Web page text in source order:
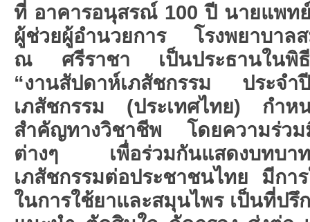
ที่ อาคารอนุสรณ์ 100 ปี นายแพท
ผู้ช่วยผู้อำนวยการ โรงพยาบาลส
ณ ศรีราชา เป็นประธานในพิธีเ
“งานสัปดาห์เภสัชกรรม ประ
เภสัชกรรม (ประเทศไทย) กำห
สำคัญทางวิชาชีพ โดยความร่วม
ต่างๆ เพื่อร่วมกันแสดงบทบาท
เภสัชกรรมต่อประชาชนไทย มีกา
ในการใช้ยาและสมุนไพร เป็นที่ป